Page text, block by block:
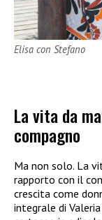
Elisa con Stefano
La vita da
compagno
Ma non solo. La
rapporto con il
crescita come
integrale di